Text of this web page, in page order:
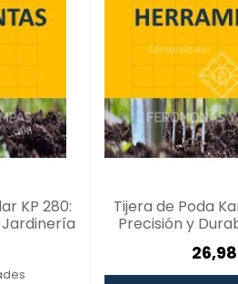
KP 280:
Tijera de Poda
Precisión y